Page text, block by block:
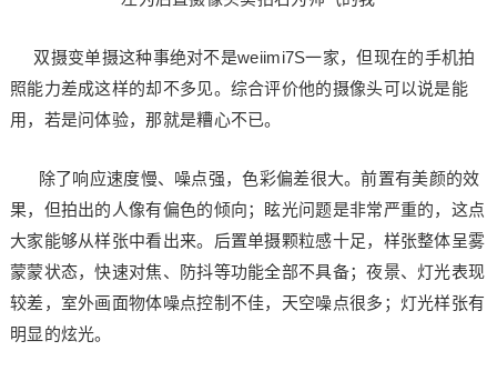
双摄变单摄这种事绝对不是weiimi7S一家，但现在的手机拍
照能力差成这样的却不多见。综合评价他的摄像头可以说是能
用，若是问体验，那就是糟心不已。
除了响应速度慢、噪点强，色彩偏差很大。前置有美颜的效
果，但拍出的人像有偏色的倾向；眩光问题是非常严重的，这点
大家能够从样张中看出来。后置单摄颗粒感十足，样张整体呈雾
蒙蒙状态，快速对焦、防抖等功能全部不具备；夜景、灯光表现
较差，室外画面物体噪点控制不佳，天空噪点很多；灯光样张有
明显的炫光。